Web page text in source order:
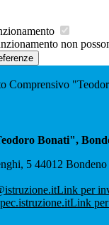
non
Comprensivo
Bonati",
5 44012 Bondeno
Link per
Link